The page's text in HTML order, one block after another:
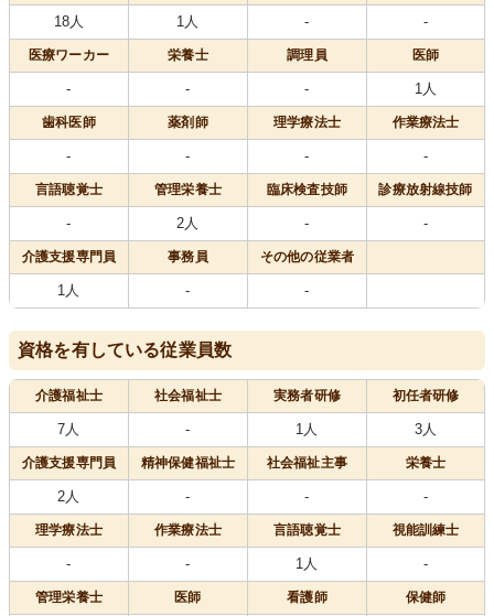
18人 1人 - -
医療ワーカー 栄養士 調理員 医師
- - - 1人
歯科医師 薬剤師 理学療法士 作業療法士
- - - -
言語聴覚士 管理栄養士 臨床検査技師 診療放射線技師
- 2人 - -
介護支援専門員 事務員 その他の従業者
1人 - -
資格を有している従業員数
介護福祉士 社会福祉士 実務者研修 初任者研修
7人 - 1人 3人
介護支援専門員 精神保健福祉士 社会福祉主事 栄養士
2人 - - -
理学療法士 作業療法士 言語聴覚士 視能訓練士
- - 1人 -
管理栄養士 医師 看護師 保健師